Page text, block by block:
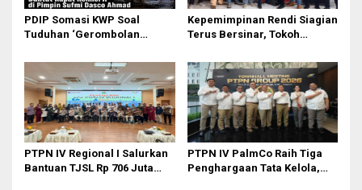
PDIP Somasi KWP Soal
Tuduhan ‘Gerombolan
II Dipimpin Sufmi Dasco
Ahmad
Kepemimpinan Rendi Siagian
Terus Bersinar, Tokoh
MJA Kota Medan
PTPN IV Regional I Salurkan
Bantuan TJSL Rp 706 Juta
PTPN IV PalmCo Raih Tiga
Penghargaan Tata Kelola,